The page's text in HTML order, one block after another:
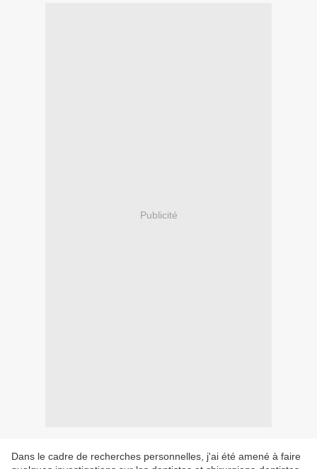
Publicité
Dans le cadre de recherches personnelles, j'ai été amené à faire